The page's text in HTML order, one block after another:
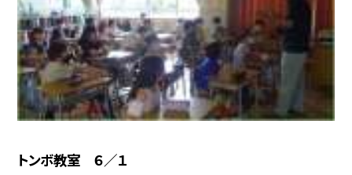
トンボ教室 ６／１